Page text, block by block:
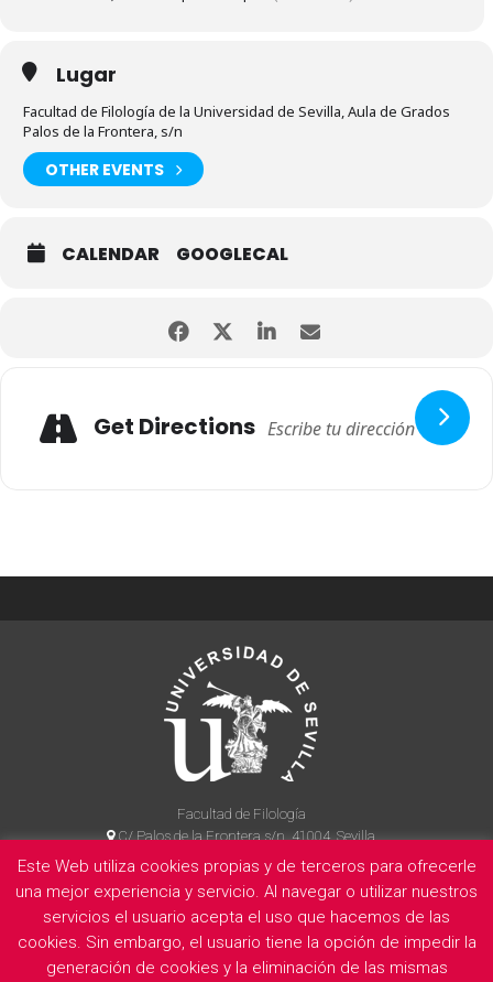
Lugar
Facultad de Filología de la Universidad de Sevilla, Aula de Grados
Palos de la Frontera, s/n
OTHER EVENTS
CALENDAR GOOGLECAL
Get Directions
Facultad de Filología
C/ Palos de la Frontera s/n, 41004, Sevilla
954 55 14 90
La Facultad Información legal Politica de privacidad Cookies
E
Este Web utiliza cookies propias y de terceros para ofrecerle
una mejor experiencia y servicio. Al navegar o utilizar nuestros
servicios el usuario acepta el uso que hacemos de las
cookies. Sin embargo, el usuario tiene la opción de impedir la
generación de cookies y la eliminación de las mismas